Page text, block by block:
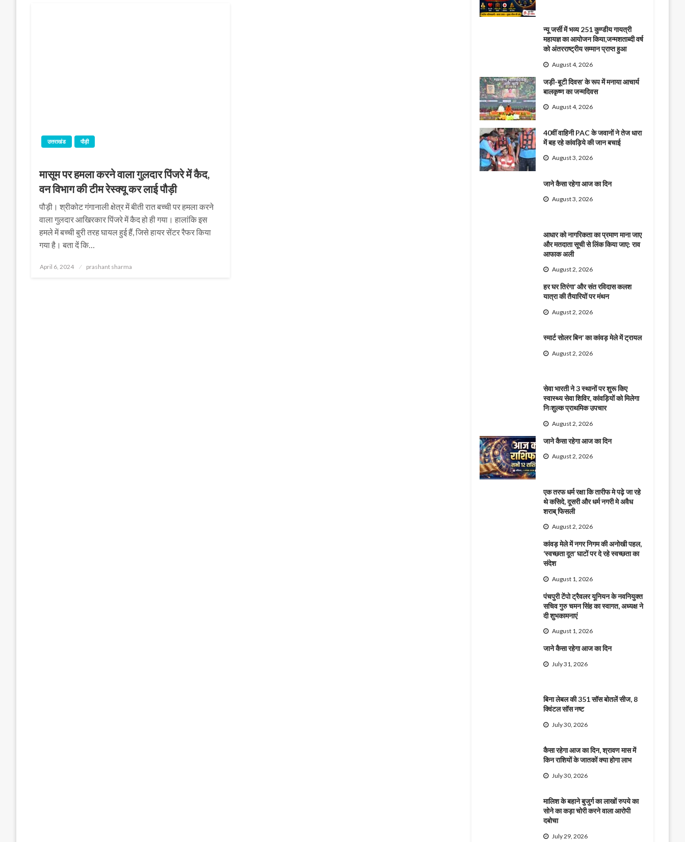
उत्तराखंड पौड़ी
मासूम पर हमला करने वाला गुलदार पिंजरे में कैद,
वन विभाग की टीम रेस्क्यू कर लाई पौड़ी
पौड़ी। श्रीकोट गंगानाली क्षेत्र में बीती रात बच्ची पर हमला करने
वाला गुलदार आखिरकार पिंजरे में कैद हो ही गया। हालांकि इस
हमले में बच्ची बुरी तरह घायल हुई हैं, जिसे हायर सेंटर रैफर किया
गया है। बता दें कि…
Posted
April 6, 2024 prashant sharma
न्यू जर्सी में भव्य 251 कुण्डीय गायत्री
महायज्ञ का आयोजन किया,जन्मशताब्दी वर्ष
को अंतरराष्ट्रीय सम्मान प्राप्त हुआ
August 4, 2026
जड़ी-बूटी दिवस’ के रूप में मनाया आचार्य
बालकृष्ण का जन्मदिवस
August 4, 2026
40वीं वाहिनी PAC के जवानों ने तेज धारा
में बह रहे कांवड़िये की जान बचाई
August 3, 2026
जाने कैसा रहेगा आज का दिन
August 3, 2026
आधार को नागरिकता का प्रमाण माना जाए
और मतदाता सूची से लिंक किया जाए: राव
आफाक अली
August 2, 2026
हर घर तिरंगा’ और संत रविदास कलश
यात्रा की तैयारियों पर मंथन
August 2, 2026
स्मार्ट सोलर बिन’ का कांवड़ मेले में ट्रायल
August 2, 2026
सेवा भारती ने 3 स्थानों पर शुरू किए
स्वास्थ्य सेवा शिविर, कांवड़ियों को मिलेगा
निःशुल्क प्राथमिक उपचार
August 2, 2026
जाने कैसा रहेगा आज का दिन
August 2, 2026
एक तरफ धर्म रक्षा कि तारीफ मे पढ़े जा रहे
थे कसिदे, दूसरी और धर्म नगरी मे अवैध
शराब् फिसली
August 2, 2026
कांवड़ मेले में नगर निगम की अनोखी पहल,
‘स्वच्छता दूत’ घाटों पर दे रहे स्वच्छता का
संदेश
August 1, 2026
पंचपुरी टेंपो ट्रैवलर यूनियन के नवनियुक्त
सचिव गुरु चमन सिंह का स्वागत, अध्यक्ष ने
दी शुभकामनाएं
August 1, 2026
जाने कैसा रहेगा आज का दिन
July 31, 2026
बिना लेबल की 351 सॉस बोतलें सीज, 8
क्विंटल सॉस नष्ट
July 30, 2026
कैसा रहेगा आज का दिन, श्रावण मास में
किन राशियों के जातकों क्या होगा लाभ
July 30, 2026
मालिश के बहाने बुजुर्ग का लाखों रुपये का
सोने का कड़ा चोरी करने वाला आरोपी
दबोचा
July 29, 2026